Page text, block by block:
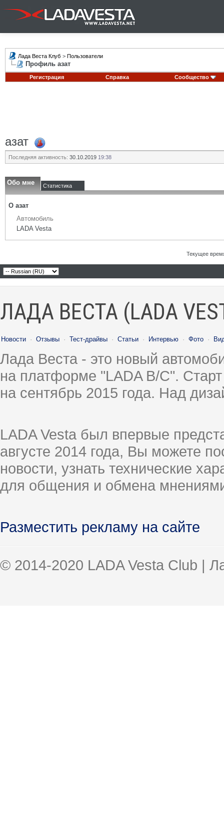
Лада Веста Клуб > Пользователи
Профиль азат
Регистрация Справка Сообщество
азат
Последняя активность: 30.10.2019 19:38
Обо мне Статистика
О азат
Автомобиль
LADA Vesta
Текущее
ЛАДА ВЕСТА (LADA
Новости · Отзывы · Тест-драйвы · Статьи · Интервью · Фото ·
Лада Веста - это новый
на платформе "LADA B/C".
на сентябрь 2015 года. Над
LADA Vesta был впервые
августе 2014 года, Вы можете
новости, узнать технические
для общения и обмена
Разместить рекламу на сайте
© 2014-2020 LADA Vesta Club |